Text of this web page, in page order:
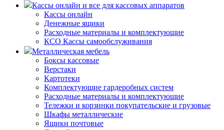
Кассы онлайн и все для кассовых аппаратов
Кассы онлайн
Денежные ящики
Расходные материалы и комплектующие
КСО Кассы самообслуживания
Металлическая мебель
Боксы кассовые
Верстаки
Картотеки
Комплектующие гардеробных систем
Расходные материалы и комплектующие
Тележки и корзинки покупательские и грузовые
Шкафы металлические
Ящики почтовые